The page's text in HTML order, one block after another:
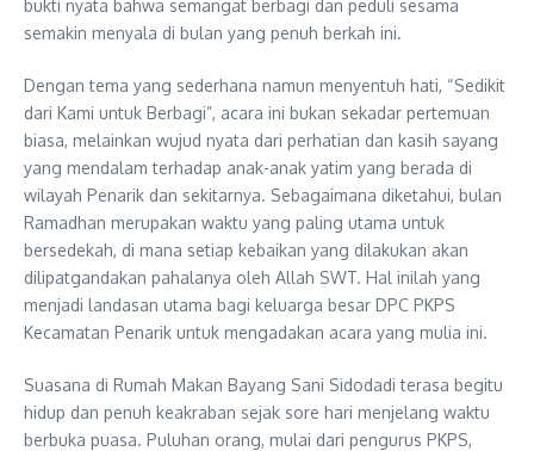
bukti nyata bahwa semangat berbagi dan peduli sesama
semakin menyala di bulan yang penuh berkah ini.
Dengan tema yang sederhana namun menyentuh hati, “Sedikit
dari Kami untuk Berbagi”, acara ini bukan sekadar pertemuan
biasa, melainkan wujud nyata dari perhatian dan kasih sayang
yang mendalam terhadap anak-anak yatim yang berada di
wilayah Penarik dan sekitarnya. Sebagaimana diketahui, bulan
Ramadhan merupakan waktu yang paling utama untuk
bersedekah, di mana setiap kebaikan yang dilakukan akan
dilipatgandakan pahalanya oleh Allah SWT. Hal inilah yang
menjadi landasan utama bagi keluarga besar DPC PKPS
Kecamatan Penarik untuk mengadakan acara yang mulia ini.
Suasana di Rumah Makan Bayang Sani Sidodadi terasa begitu
hidup dan penuh keakraban sejak sore hari menjelang waktu
berbuka puasa. Puluhan orang, mulai dari pengurus PKPS,